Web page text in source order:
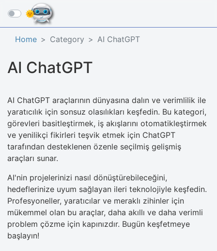
☰
Home Category AI ChatGPT
AI ChatGPT
AI ChatGPT araçlarının dünyasına dalın ve verimlilik ile
yaratıcılık için sonsuz olasılıkları keşfedin. Bu kategori,
görevleri basitleştirmek, iş akışlarını otomatikleştirmek
ve yenilikçi fikirleri teşvik etmek için ChatGPT
tarafından desteklenen özenle seçilmiş gelişmiş
araçları sunar.
AI'nin projelerinizi nasıl dönüştürebileceğini,
hedeflerinize uyum sağlayan ileri teknolojiyle keşfedin.
Profesyoneller, yaratıcılar ve meraklı zihinler için
mükemmel olan bu araçlar, daha akıllı ve daha verimli
problem çözme için kapınızdır. Bugün keşfetmeye
başlayın!